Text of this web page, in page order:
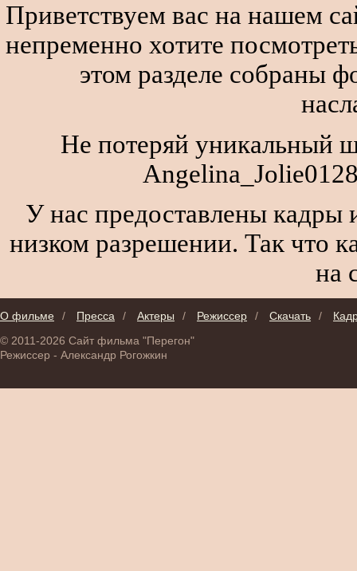
Приветствуем вас на нашем
непременно хотите
этом разделе собраны
Не потеряй уникальный
У нас предоставлены кадры
низком разрешении. Так что
на
О фильме / Пресса / Актеры / Режиссер / Скачать /
© 2011-2026 Сайт фильма "Перегон"
Режиссер - Александр Рогожкин